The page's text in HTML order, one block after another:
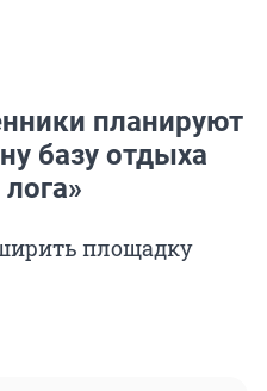
планируют
базу отдыха
площадку